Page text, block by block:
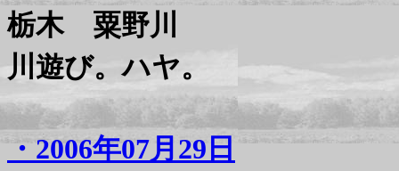
栃木 粟野川
川遊び。ハヤ。
・2006年07月29日